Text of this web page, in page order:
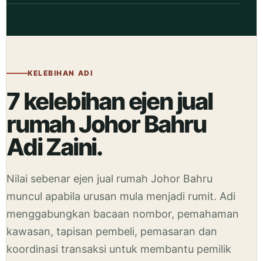
KELEBIHAN ADI
7 kelebihan ejen jual
rumah Johor Bahru
Adi Zaini.
Nilai sebenar ejen jual rumah Johor Bahru
muncul apabila urusan mula menjadi rumit. Adi
menggabungkan bacaan nombor, pemahaman
kawasan, tapisan pembeli, pemasaran dan
koordinasi transaksi untuk membantu pemilik